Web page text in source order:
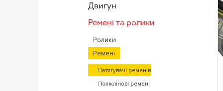
Двигун
Ремені та ролики
Ролики
Ремені
Натягувачі ременів
Поліклінові ремені